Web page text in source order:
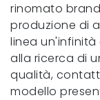
rinomato
produzione di
linea un'infinità
alla ricerca di
qualità,
modello